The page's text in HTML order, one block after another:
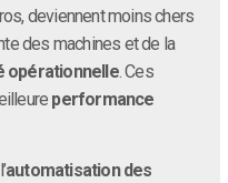
deviennent moins chers
des machines et de la
opérationnelle. Ces
performance
automatisation des